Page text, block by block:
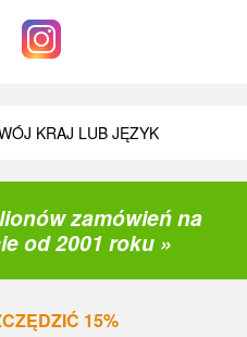
KRAJ LUB JĘZYK
zamówień na
od 2001 roku »
15%